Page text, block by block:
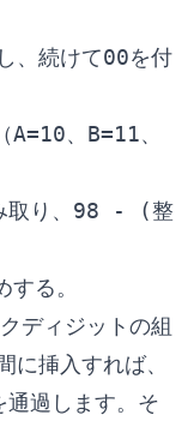
、続けて00を付
A=10、 B=11、
り、 98 - (整
る。
ディジットの組
に挿入すれば、
過します。そ